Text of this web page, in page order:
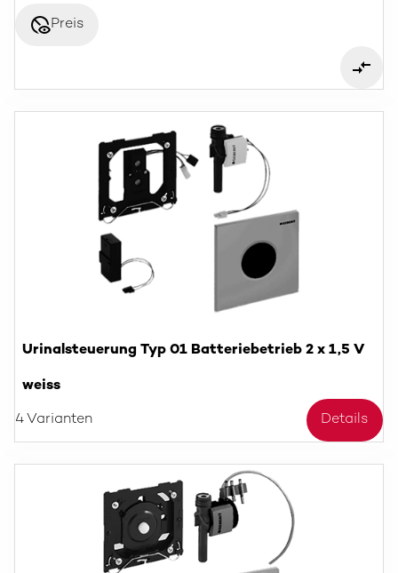
disabled_visiblePreis
Urinalsteuerung Typ 01 Batteriebetrieb 2 x 1,5 V
weiss
4 Varianten Details